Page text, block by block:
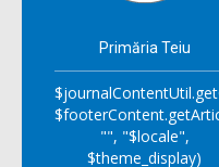
Primăria Teiu
"", "$locale",
$theme_display)